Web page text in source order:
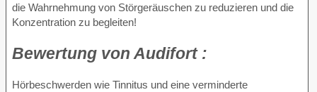
die Wahrnehmung von Störgeräuschen zu reduzieren und die
Konzentration zu begleiten!
Bewertung von Audifort :
Hörbeschwerden wie Tinnitus und eine verminderte